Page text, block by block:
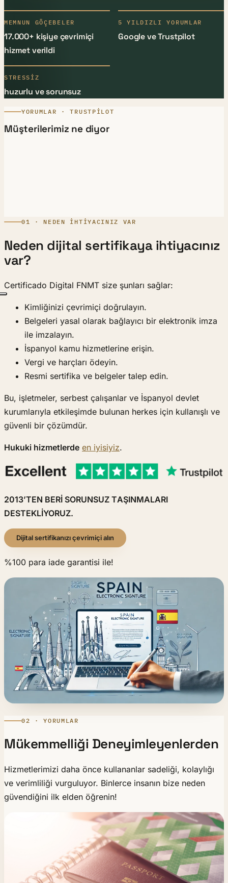
MEMNUN GÖÇEBELER
17.000+ kişiye çevrimiçi
hizmet verildi
5 YILDIZLI YORUMLAR
Google ve Trustpilot
STRESSIZ
huzurlu ve sorunsuz
YORUMLAR · TRUSTPILOT
Müşterilerimiz ne diyor
01 · NEDEN IHTIYACINIZ VAR
Neden dijital sertifikaya ihtiyacınız
var?
Certificado Digital FNMT size şunları sağlar:
Kimliğinizi çevrimiçi doğrulayın.
Belgeleri yasal olarak bağlayıcı bir elektronik imza
ile imzalayın.
İspanyol kamu hizmetlerine erişin.
Vergi ve harçları ödeyin.
Resmi sertifika ve belgeler talep edin.
Bu, işletmeler, serbest çalışanlar ve İspanyol devlet
kurumlarıyla etkileşimde bulunan herkes için kullanışlı ve
güvenli bir çözümdür.
Hukuki hizmetlerde en iyisiyiz.
2013’TEN BERİ SORUNSUZ TAŞINMALARI
DESTEKLİYORUZ.
Dijital sertifikanızı çevrimiçi alın
%100 para iade garantisi ile!
02 · YORUMLAR
Mükemmelliği Deneyimleyenlerden
Hizmetlerimizi daha önce kullananlar sadeliği, kolaylığı
ve verimliliği vurguluyor. Binlerce insanın bize neden
güvendiğini ilk elden öğrenin!